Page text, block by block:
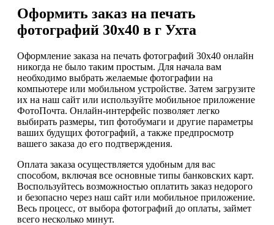
Оформить заказ на печать
фотографий 30х40 в г Ухта
Оформление заказа на печать фотографий 30х40 онлайн
никогда не было таким простым. Для начала вам
необходимо выбрать желаемые фотографии на
компьютере или мобильном устройстве. Затем загрузите
их на наш сайт или используйте мобильное приложение
ФотоПочта. Онлайн-интерфейс позволяет легко
выбирать размеры, тип фотобумаги и другие параметры
ваших будущих фотографий, а также предпросмотр
вашего заказа до его подтверждения.
Оплата заказа осуществляется удобным для вас
способом, включая все основные типы банковских карт.
Воспользуйтесь возможностью оплатить заказ недорого
и безопасно через наш сайт или мобильное приложение.
Весь процесс, от выбора фотографий до оплаты, займет
всего несколько минут.